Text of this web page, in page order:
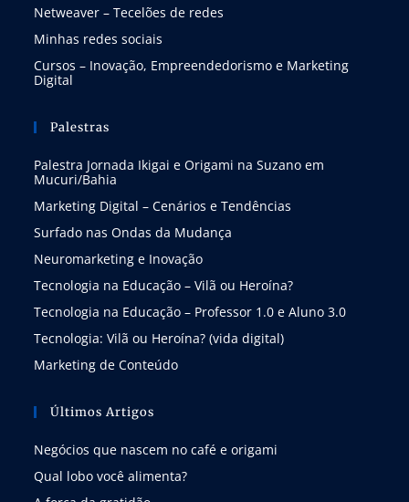
Netweaver – Tecelões de redes
Minhas redes sociais
Cursos – Inovação, Empreendedorismo e Marketing
Digital
Palestras
Palestra Jornada Ikigai e Origami na Suzano em
Mucuri/Bahia
Marketing Digital – Cenários e Tendências
Surfado nas Ondas da Mudança
Neuromarketing e Inovação
Tecnologia na Educação – Vilã ou Heroína?
Tecnologia na Educação – Professor 1.0 e Aluno 3.0
Tecnologia: Vilã ou Heroína? (vida digital)
Marketing de Conteúdo
Últimos Artigos
Negócios que nascem no café e origami
Qual lobo você alimenta?